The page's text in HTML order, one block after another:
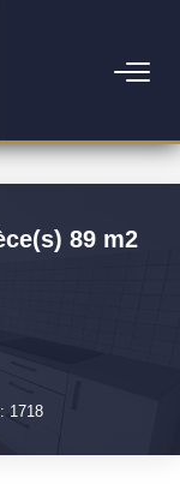
89 m2
1718